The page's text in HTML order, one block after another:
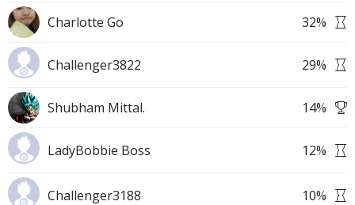
Charlotte Go 32%
Challenger3822 29%
Shubham Mittal. 14%
LadyBobbie Boss 12%
Challenger3188 10%